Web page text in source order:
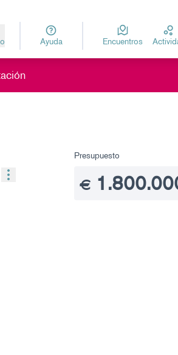
hizkuntzaElegir el idioma
Ayuda Encuentros
usuario
Controles de recursos
Presupuesto
€